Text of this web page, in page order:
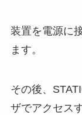
装置を電源に
ます。
その後、
ザでアクセス